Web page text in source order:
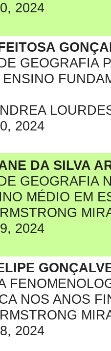
2024
GEOGRAFIA
2024
DA SILVA
GEOGRAFIA
MÉDIO EM
2024
NOS ANOS
2024